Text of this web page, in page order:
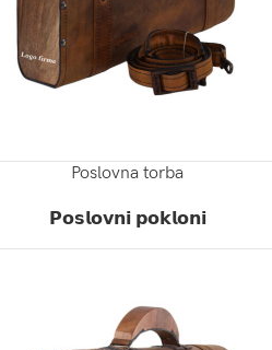
PONUDUPoslovna torba
𝗣𝗼𝘀𝗹𝗼𝘃𝗻𝗶 𝗽𝗼𝗸𝗹𝗼𝗻𝗶